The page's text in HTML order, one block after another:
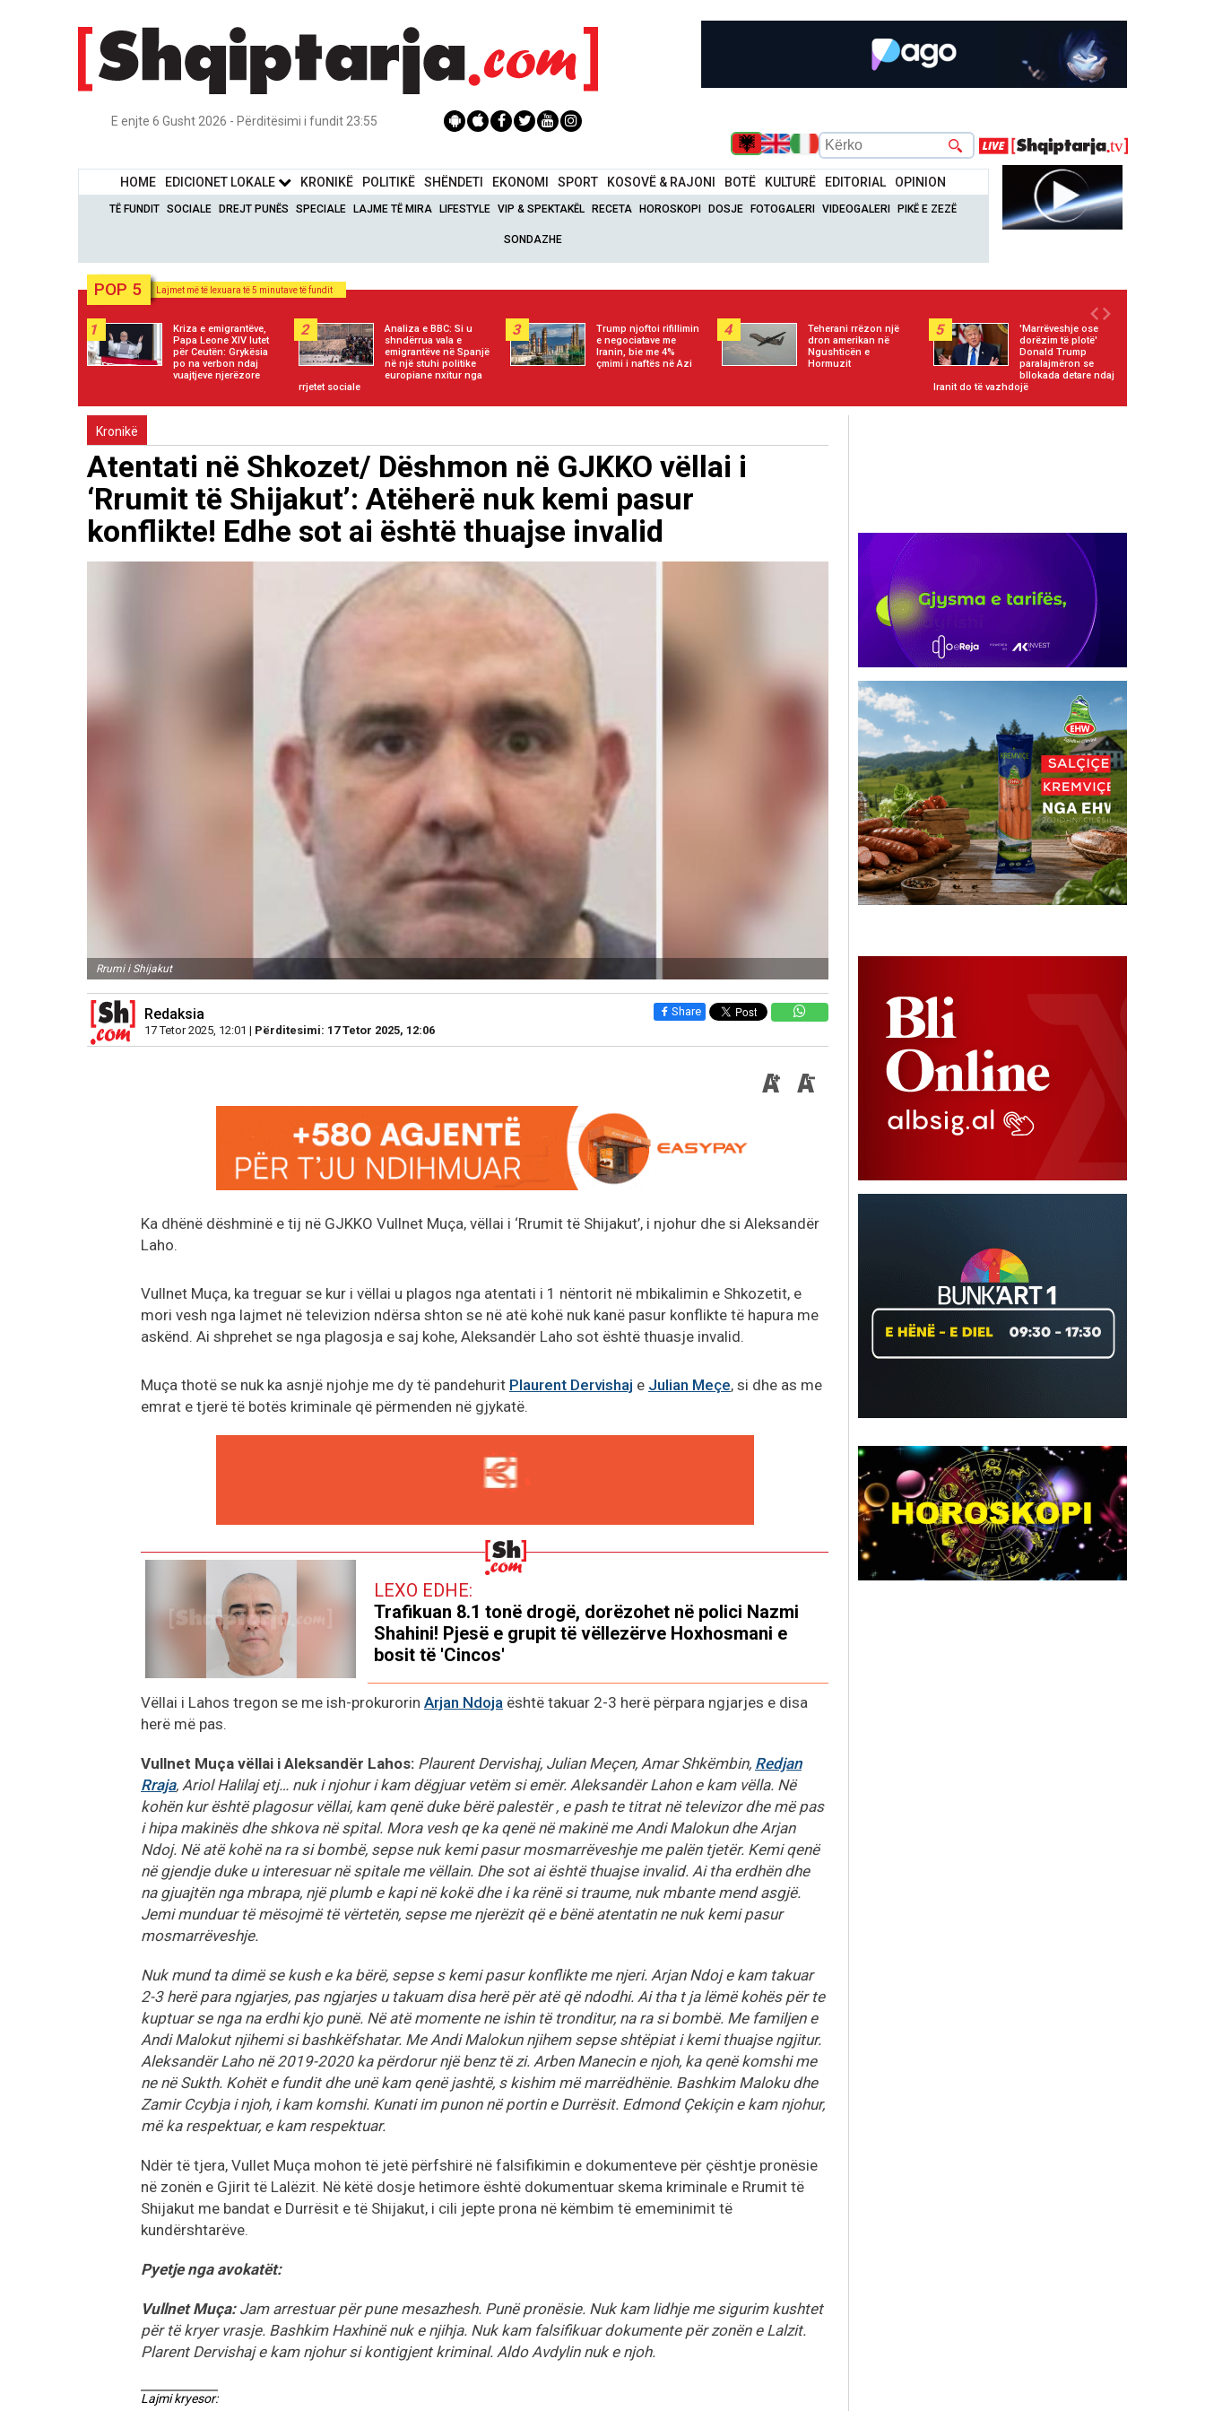
E enjte 6 Gusht 2026 - Përditësimi i fundit 23:55
HOME EDICIONET LOKALE KRONIKË POLITIKË SHËNDETI EKONOMI SPORT KOSOVË & RAJONI BOTË KULTURË EDITORIAL OPINION
TË FUNDIT SOCIALE DREJT PUNËS SPECIALE LAJME TË MIRA LIFESTYLE VIP & SPEKTAKËL RECETA HOROSKOPI DOSJE FOTOGALERI VIDEOGALERI PIKË E ZEZË
SONDAZHE
POP 5 Lajmet më të lexuara të 5 minutave të fundit
1
Kriza e emigrantëve,
Papa Leone XIV lutet
për Ceutën: Grykësia
po na verbon ndaj
vuajtjeve njerëzore
2
Analiza e BBC: Si u
shndërrua vala e
emigrantëve në Spanjë
në një stuhi politike
europiane nxitur nga
rrjetet sociale
3
Trump njoftoi rifillimin
e negociatave me
Iranin, bie me 4%
çmimi i naftës në Azi
4
Teherani rrëzon një
dron amerikan në
Ngushticën e
Hormuzit
5
'Marrëveshje ose
dorëzim të plotë'
Donald Trump
paralajmëron se
bllokada detare ndaj
Iranit do të vazhdojë
Kronikë
Atentati në Shkozet/ Dëshmon në GJKKO vëllai i
‘Rrumit të Shijakut’: Atëherë nuk kemi pasur
konflikte! Edhe sot ai është thuajse invalid
Rrumi i Shijakut
Redaksia
17 Tetor 2025, 12:01 | Përditesimi: 17 Tetor 2025, 12:06
Share
Ka dhënë dëshminë e tij në GJKKO Vullnet Muça, vëllai i ‘Rrumit të Shijakut’, i njohur dhe si Aleksandër
Laho.
Vullnet Muça, ka treguar se kur i vëllai u plagos nga atentati i 1 nëntorit në mbikalimin e Shkozetit, e
mori vesh nga lajmet në televizion ndërsa shton se në atë kohë nuk kanë pasur konflikte të hapura me
askënd. Ai shprehet se nga plagosja e saj kohe, Aleksandër Laho sot është thuasje invalid.
Muça thotë se nuk ka asnjë njohje me dy të pandehurit Plaurent Dervishaj e Julian Meçe, si dhe as me
emrat e tjerë të botës kriminale që përmenden në gjykatë.
LEXO EDHE:
Trafikuan 8.1 tonë drogë, dorëzohet në polici Nazmi
Shahini! Pjesë e grupit të vëllezërve Hoxhosmani e
bosit të 'Cincos'
Vëllai i Lahos tregon se me ish-prokurorin Arjan Ndoja është takuar 2-3 herë përpara ngjarjes e disa
herë më pas.
Vullnet Muça vëllai i Aleksandër Lahos: Plaurent Dervishaj, Julian Meçen, Amar Shkëmbin, Redjan
Rraja, Ariol Halilaj etj… nuk i njohur i kam dëgjuar vetëm si emër. Aleksandër Lahon e kam vëlla. Në
kohën kur është plagosur vëllai, kam qenë duke bërë palestër , e pash te titrat në televizor dhe më pas
i hipa makinës dhe shkova në spital. Mora vesh qe ka qenë në makinë me Andi Malokun dhe Arjan
Ndoj. Në atë kohë na ra si bombë, sepse nuk kemi pasur mosmarrëveshje me palën tjetër. Kemi qenë
në gjendje duke u interesuar në spitale me vëllain. Dhe sot ai është thuajse invalid. Ai tha erdhën dhe
na gjuajtën nga mbrapa, një plumb e kapi në kokë dhe i ka rënë si traume, nuk mbante mend asgjë.
Jemi munduar të mësojmë të vërtetën, sepse me njerëzit që e bënë atentatin ne nuk kemi pasur
mosmarrëveshje.
Nuk mund ta dimë se kush e ka bërë, sepse s kemi pasur konflikte me njeri. Arjan Ndoj e kam takuar
2-3 herë para ngjarjes, pas ngjarjes u takuam disa herë për atë që ndodhi. Ai tha t ja lëmë kohës për te
kuptuar se nga na erdhi kjo punë. Në atë momente ne ishin të tronditur, na ra si bombë. Me familjen e
Andi Malokut njihemi si bashkëfshatar. Me Andi Malokun njihem sepse shtëpiat i kemi thuajse ngjitur.
Aleksandër Laho në 2019-2020 ka përdorur një benz të zi. Arben Manecin e njoh, ka qenë komshi me
ne në Sukth. Kohët e fundit dhe unë kam qenë jashtë, s kishim më marrëdhënie. Bashkim Maloku dhe
Zamir Ccybja i njoh, i kam komshi. Kunati im punon në portin e Durrësit. Edmond Çekiçin e kam njohur,
më ka respektuar, e kam respektuar.
Ndër të tjera, Vullet Muça mohon të jetë përfshirë në falsifikimin e dokumenteve për çështje pronësie
në zonën e Gjirit të Lalëzit. Në këtë dosje hetimore është dokumentuar skema kriminale e Rrumit të
Shijakut me bandat e Durrësit e të Shijakut, i cili jepte prona në këmbim të ememinimit të
kundërshtarëve.
Pyetje nga avokatët:
Vullnet Muça:Jam arrestuar për pune mesazhesh. Punë pronësie. Nuk kam lidhje me sigurim kushtet
për të kryer vrasje. Bashkim Haxhinë nuk e njihja. Nuk kam falsifikuar dokumente për zonën e Lalzit.
Plarent Dervishaj e kam njohur si kontigjent kriminal. Aldo Avdylin nuk e njoh.
Lajmi kryesor: